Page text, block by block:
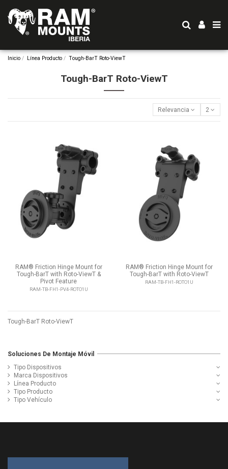
Inicio Línea Producto Tough-BarT Roto-ViewT
Tough-BarT Roto-ViewT
Relevancia 2
RAM® Friction Hinge Mount for
Tough-BarT with Roto-ViewT &
Pivot Feature
RAM-TB-FH1-PV4-ROTO1U
RAM® Friction Hinge Mount for
Tough-BarT with Roto-ViewT
RAM-TB-FH1-ROTO1U
Tough-BarT Roto-ViewT
Soluciones De Montaje Móvil
Tipo Dispositivos
Marca Dispositivos
Línea Producto
Tipo Producto
Tipo Vehículo